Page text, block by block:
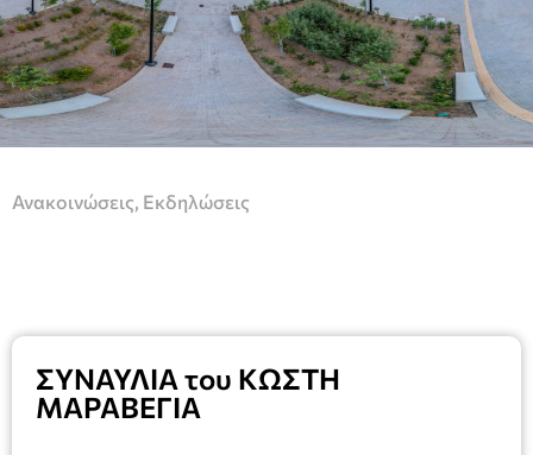
Ανακοινώσεις Εκδηλώσεις
ΣΥΝΑΥΛΙΑ του ΚΩΣΤΗ
ΜΑΡΑΒΕΓΙΑ